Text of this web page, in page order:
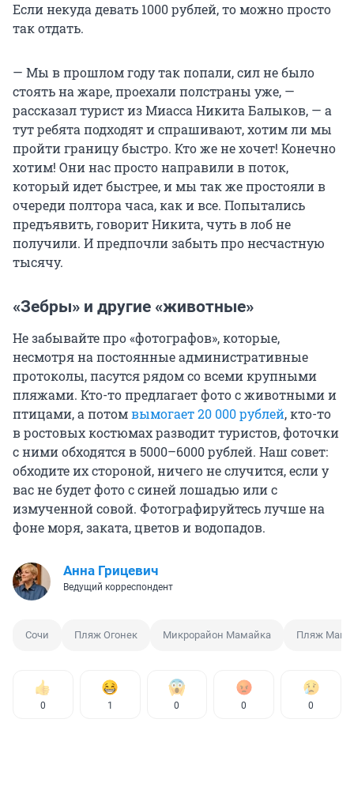
Если некуда девать 1000 рублей, то можно просто
так отдать.
— Мы в прошлом году так попали, сил не было
стоять на жаре, проехали полстраны уже, —
рассказал турист из Миасса Никита Балыков, — а
тут ребята подходят и спрашивают, хотим ли мы
пройти границу быстро. Кто же не хочет! Конечно
хотим! Они нас просто направили в поток,
который идет быстрее, и мы так же простояли в
очереди полтора часа, как и все. Попытались
предъявить, говорит Никита, чуть в лоб не
получили. И предпочли забыть про несчастную
тысячу.
«Зебры» и другие «животные»
Не забывайте про «фотографов», которые,
несмотря на постоянные административные
протоколы, пасутся рядом со всеми крупными
пляжами. Кто-то предлагает фото с животными и
птицами, а потомвымогает 20 000 рублей, кто-то
в ростовых костюмах разводит туристов, фоточки
с ними обходятся в 5000–6000 рублей. Наш совет:
обходите их стороной, ничего не случится, если у
вас не будет фото с синей лошадью или с
измученной совой. Фотографируйтесь лучше на
фоне моря, заката, цветов и водопадов.
Анна Грицевич
Ведущий корреспондент
Сочи Пляж Огонек Микрорайон Мамайка Пляж
0 1 0 0 0